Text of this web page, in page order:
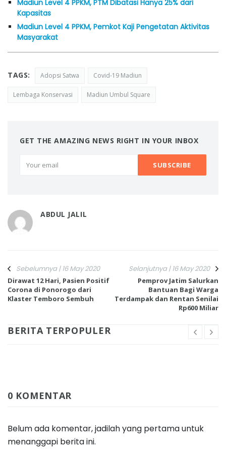
Madiun Level 4 PPKM, PTM Dibatasi Hanya 25% dari
Kapasitas
Madiun Level 4 PPKM, Pemkot Kaji Pengetatan Aktivitas
Masyarakat
TAGS: Adopsi Satwa Covid-19 Madiun
Lembaga Konservasi Madiun Umbul Square
GET THE AMAZING NEWS RIGHT IN YOUR INBOX
ABDUL JALIL
Sebelumnya | 16 May 2020
Dirawat 12 Hari, Pasien Positif
Corona di Ponorogo dari
Klaster Temboro Sembuh
Selanjutnya | 16 May 2020
Pemprov Jatim Salurkan
Bantuan Bagi Warga
Terdampak dan Rentan Senilai
Rp600 Miliar
BERITA TERPOPULER
0 KOMENTAR
Belum ada komentar, jadilah yang pertama untuk
menanggapi berita ini.